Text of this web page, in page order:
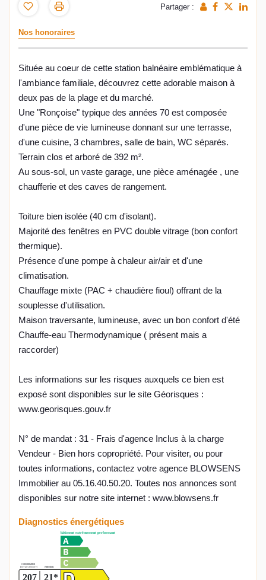
Partager :
Nos honoraires
Située au coeur de cette station balnéaire emblématique à
l'ambiance familiale, découvrez cette adorable maison à
deux pas de la plage et du marché.
Une "Ronçoise" typique des années 70 est composée
d'une pièce de vie lumineuse donnant sur une terrasse,
d'une cuisine, 3 chambres, salle de bain, WC séparés.
Terrain clos et arboré de 392 m².
Au sous-sol, un vaste garage, une pièce aménagée , une
chaufferie et des caves de rangement.
Toiture bien isolée (40 cm d'isolant).
Majorité des fenêtres en PVC double vitrage (bon confort
thermique).
Présence d'une pompe à chaleur air/air et d'une
climatisation.
Chauffage mixte (PAC + chaudière fioul) offrant de la
souplesse d'utilisation.
Maison traversante, lumineuse, avec un bon confort d'été
Chauffe-eau Thermodynamique ( présent mais a
raccorder)
Les informations sur les risques auxquels ce bien est
exposé sont disponibles sur le site Géorisques :
www.georisques.gouv.fr
N° de mandat : 31 - Frais d'agence Inclus à la charge
Vendeur - Bien hors copropriété. Pour visiter, ou pour
toutes informations, contactez votre agence BLOWSENS
Immobilier au 05.16.40.50.20. Toutes nos annonces sont
disponibles sur notre site internet : www.blowsens.fr
Diagnostics énergétiques